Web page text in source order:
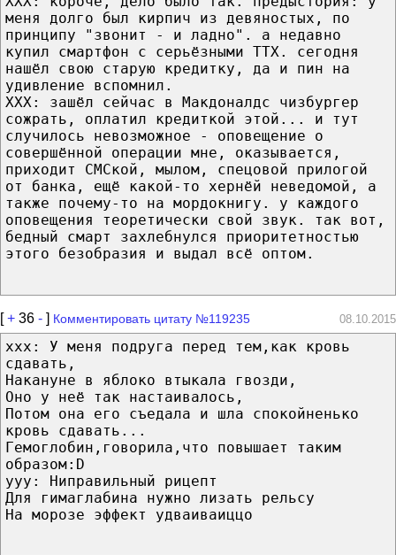
меня долго был кирпич из девяностых, по
принципу "звонит - и ладно". а недавно
купил смартфон с серьёзными ТТХ. сегодня
нашёл свою старую кредитку, да и пин на
удивление вспомнил.
ХХХ: зашёл сейчас в Макдоналдс чизбургер
сожрать, оплатил кредиткой этой... и тут
случилось невозможное - оповещение о
совершённой операции мне, оказывается,
приходит СМСкой, мылом, спецовой прилогой
от банка, ещё какой-то хернёй неведомой, а
также почему-то на мордокнигу. у каждого
оповещения теоретически свой звук. так вот,
бедный смарт захлебнулся приоритетностью
этого безобразия и выдал всё оптом.
[+ 36 - ] Комментировать цитату №119235 08.10.2015
ххх: У меня подруга перед тем,как кровь
сдавать,
Накануне в яблоко втыкала гвозди,
Оно у неё так настаивалось,
Потом она его съедала и шла спокойненько
кровь сдавать...
Гемоглобин,говорила,что повышает таким
образом:D
ууу: Ниправильный рицепт
Для гимаглабина нужно лизать рельсу
На морозе эффект удваиваиццо